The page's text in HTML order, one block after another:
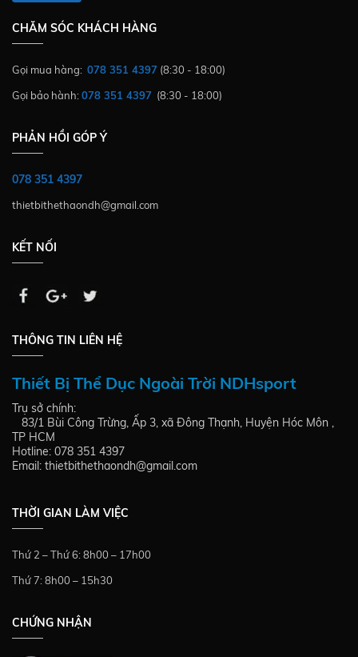
CHĂM SÓC KHÁCH HÀNG
Gọi mua hàng: 078 351 4397 (8:30 - 18:00)
Gọi bảo hành:078 351 4397 (8:30 - 18:00)
PHẢN HỒI GÓP Ý
078 351 4397
thietbithethaondh@gmail.com
KẾT NỐI
THÔNG TIN LIÊN HỆ
Thiết Bị Thể Dục Ngoài Trời NDHsport
Trụ sở chính:
83/1 Bùi Công Trừng, Ấp 3, xã Đông Thạnh, Huyện Hóc Môn ,
TP HCM
Hotline: 078 351 4397
Email: thietbithethaondh@gmail.com
THỜI GIAN LÀM VIỆC
Thứ 2 – Thứ 6: 8h00 – 17h00
Thứ 7: 8h00 – 15h30
CHỨNG NHẬN